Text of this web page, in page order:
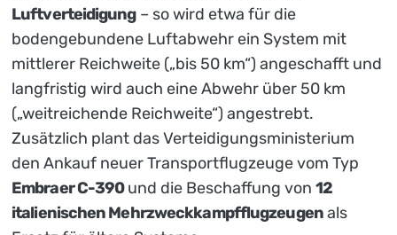
Luftverteidigung– so wird etwa für die
bodengebundene Luftabwehr ein System mit
mittlerer Reichweite („bis 50 km“) angeschafft und
langfristig wird auch eine Abwehr über 50 km
(„weitreichende Reichweite“) angestrebt.
Zusätzlich plant das Verteidigungsministerium
den Ankauf neuer Transportflugzeuge vom Typ
Embraer C-390und die Beschaffung von12
italienischen Mehrzweckkampfflugzeugenals